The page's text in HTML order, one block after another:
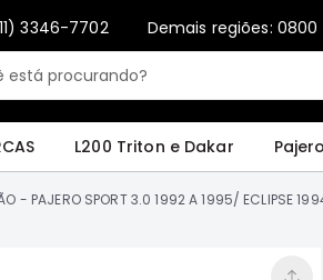
3346-7702 Demais regiões: 0800
L200 Triton e Dakar
- PAJERO SPORT 3.0 1992 A 1995/ ECLIPSE
Only registered users can write